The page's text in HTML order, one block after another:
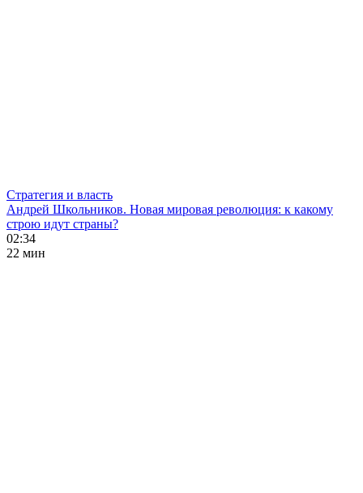
Стратегия и власть
Андрей Школьников. Новая мировая революция: к какому
строю идут страны?
02:34
22 мин